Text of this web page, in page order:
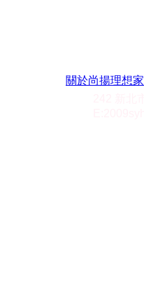
關於尚揚理想家